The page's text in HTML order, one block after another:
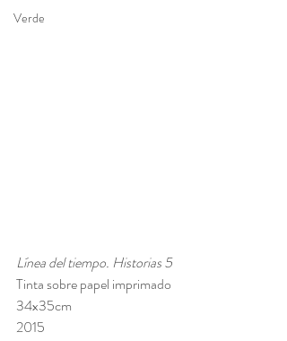
Verde
Línea del tiempo. Historias 5
Tinta sobre papel imprimado
34x35cm
2015